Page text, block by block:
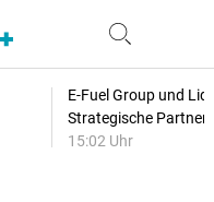
E-Fuel Group und
Strategische
15:02 Uhr